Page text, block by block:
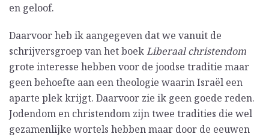
en geloof.
Daarvoor heb ik aangegeven dat we vanuit de
schrijversgroep van het boekLiberaal christendom
grote interesse hebben voor de joodse traditie maar
geen behoefte aan een theologie waarin Israël een
aparte plek krijgt. Daarvoor zie ik geen goede reden.
Jodendom en christendom zijn twee tradities die wel
gezamenlijke wortels hebben maar door de eeuwen